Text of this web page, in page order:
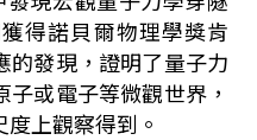
得諾貝爾物理學獎肯
的發現，證明了量子力
或電子等微觀世界，
上觀察得到。